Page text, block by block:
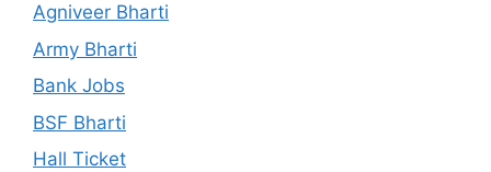
Agniveer Bharti
Army Bharti
Bank Jobs
BSF Bharti
Hall Ticket